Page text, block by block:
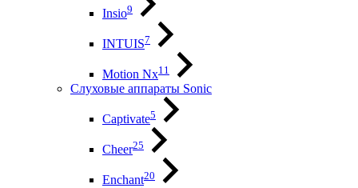
Insio9
INTUIS7
Motion Nx11
Слуховые аппараты Sonic
Captivate5
Cheer25
Enchant20